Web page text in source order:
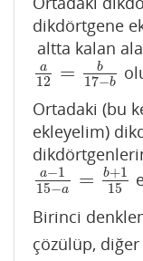
dikdörtgene
altta kalan
a
12 = b
17−b
a12 =b 17−b
Ortadaki (bu
ekleyelim)
a−1
15−a = b+1
15
a−115 −a =b+1
Birinci
çözülüp,